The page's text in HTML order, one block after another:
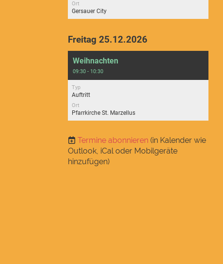
Ort
Gersauer City
Freitag 25.12.2026
Weihnachten
09:30 - 10:30
Typ
Auftritt
Ort
Pfarrkirche St. Marzellus
Termine abonnieren (in Kalender wie
Outlook, iCal oder Mobilgeräte
hinzufügen)